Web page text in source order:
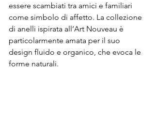
essere scambiati tra amici e familiari
come simbolo di affetto. La collezione
di anelli ispirata all’Art Nouveau è
particolarmente amata per il suo
design fluido e organico, che evoca le
forme naturali.